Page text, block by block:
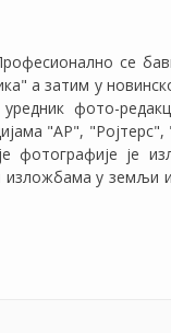
се
а затим у
фото-
"AP",
фотографије је
изложбама у земљи